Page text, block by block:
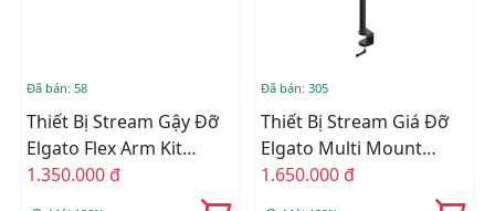
Đã bán: 58
Thiết Bị Stream Gậy Đỡ
Elgato Flex Arm Kit
10AAC9901
1.350.000 đ
Đã bán: 305
Thiết Bị Stream Giá Đỡ
Elgato Multi Mount
10AAB9901
1.650.000 đ